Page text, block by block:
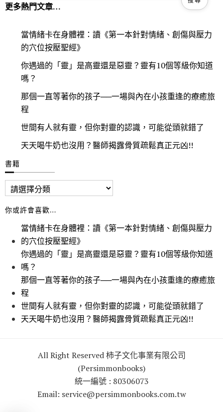
更多熱門文章…
當情緒卡在身體裡：讀《第一本針對情緒、創傷與壓力
的穴位按壓聖經》
你遇過的「靈」是高靈還是惡靈？靈有10個等級你知道
嗎？
那個一直等著你的孩子──一場與內在小孩重逢的療癒旅
程
世間有人就有靈，但你對靈的認識，可能從頭就錯了
天天喝牛奶也沒用？醫師揭露骨質疏鬆真正元凶!!
書籍
你或許會喜歡…
當情緒卡在身體裡：讀《第一本針對情緒、創傷與壓力
的穴位按壓聖經》
你遇過的「靈」是高靈還是惡靈？靈有10個等級你知道
嗎？
那個一直等著你的孩子──一場與內在小孩重逢的療癒旅
程
世間有人就有靈，但你對靈的認識，可能從頭就錯了
天天喝牛奶也沒用？醫師揭露骨質疏鬆真正元凶!!
All Right Reserved 柿子文化事業有限公司
(Persimmonbooks)
統一編號 : 80306073
Email: service@persimmonbooks.com.tw